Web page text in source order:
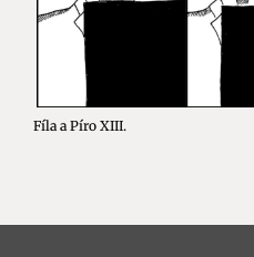
Fíla a Píro XIII.